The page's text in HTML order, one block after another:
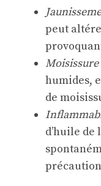
peut
Moisissure
humides,
de
d’huile de